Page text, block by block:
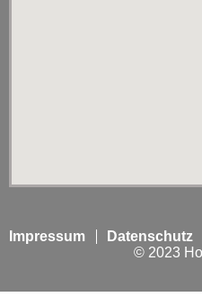
Impressum Datenschutz
© 2023